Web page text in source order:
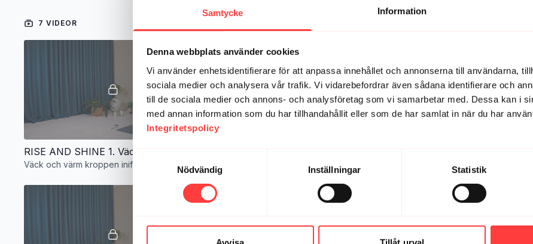
Samtycke Information
Denna webbplats använder cookies
Vi använder enhetsidentifierare för att anpassa innehållet och annonserna till användarna,
sociala medier och analysera vår trafik. Vi vidarebefordrar även sådana identifierare och
till de sociala medier och annons- och analysföretag som vi samarbetar med. Dessa kan i
med annan information som du har tillhandahållit eller som de har samlat in när du har
Integritetspolicy
Samtyckesval
Nödvändig
Inställningar Statistik
7 VIDEOR
13:45
Väck och värm kroppen inifrån och ut Tacksamhet, solhälsningar och rumpstretch Inkännande, vardagsglittrande